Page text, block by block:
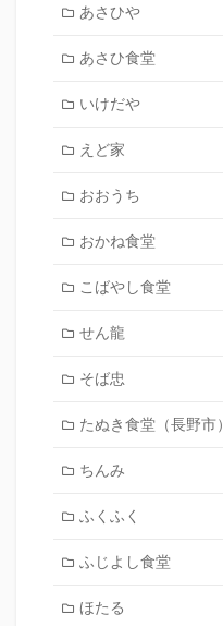
あさひや
あさひ食堂
いけだや
えど家
おおうち
おかね食堂
こばやし食堂
せん龍
そば忠
たぬき食堂（長野市）
ちんみ
ふくふく
ふじよし食堂
ほたる